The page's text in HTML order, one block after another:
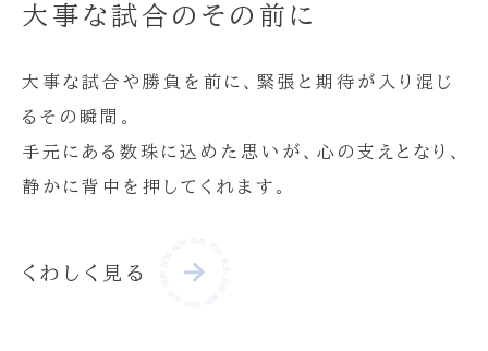
大事な試合のその前に
大事な試合や勝負を前に、緊張と期待が入り混じ
るその瞬間。
手元にある数珠に込めた思いが、心の支えとなり、
静かに背中を押してくれます。
くわしく見る